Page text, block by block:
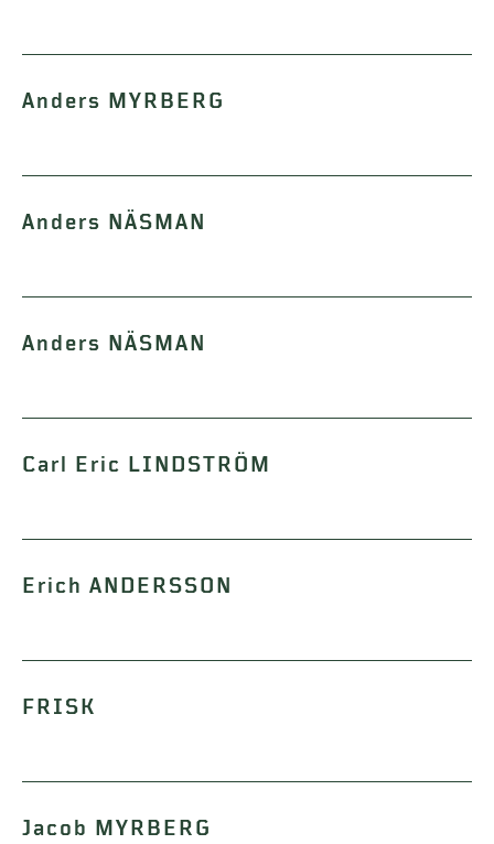
Anders MYRBERG
Anders NÄSMAN
Anders NÄSMAN
Carl Eric LINDSTRÖM
Erich ANDERSSON
FRISK
Jacob MYRBERG